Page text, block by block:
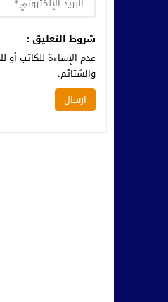
شروط التعليق :
عدم الإساءة للكاتب أو
والشتائم.